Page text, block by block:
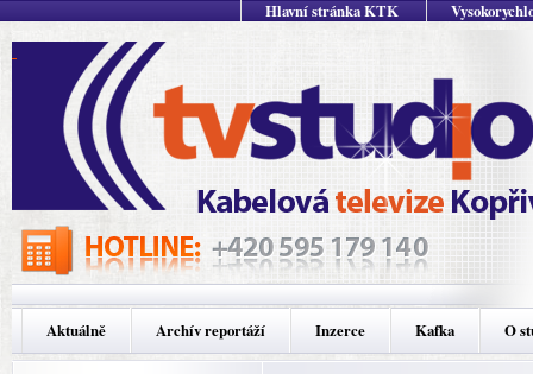
Hlavní stránka KTK
Aktuálně Archív reportáží Inzerce Kafka O